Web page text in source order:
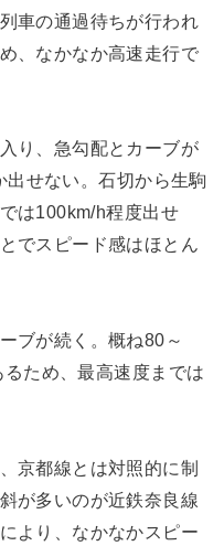
車の通過待ちが行われ
、なかなか高速走行で
り、急勾配とカーブが
せない。石切から生駒
は100km/h程度出せ
でスピード感はほとん
ブが続く。概ね80～
ため、最高速度までは
京都線とは対照的に制
が多いのが近鉄奈良線
より、なかなかスピー